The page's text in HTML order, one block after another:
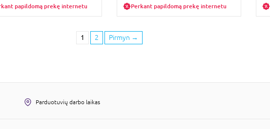
papildomą prekę internetu Perkant papildomą prekę internetu
1 2 Pirmyn →
Parduotuvių darbo laikas